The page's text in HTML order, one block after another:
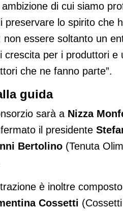
di cui siamo
preservare lo spirito che
non essere soltanto un
crescita per i produttori
che ne fanno parte”.
guida
sarà a Nizza
il presidente
Bertolino (Tenuta
è inoltre
Cossetti